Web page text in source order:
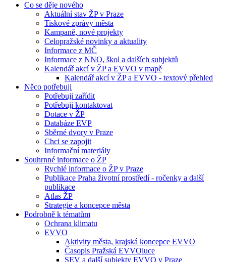
Co se děje nového
Aktuální stav ŽP v Praze
Tiskové zprávy města
Kampaně, nové projekty
Celopražské novinky a aktuality
Informace z MČ
Informace z NNO, škol a dalších subjektů
Kalendář akcí v ŽP a EVVO v mapě
Kalendář akcí v ŽP a EVVO - textový přehled
Něco potřebuji
Potřebuji zařídit
Potřebuji kontaktovat
Dotace v ŽP
Databáze EVP
Sběrné dvory v Praze
Chci se zapojit
Informační materiály
Souhrnné informace o ŽP
Rychlé informace o ŽP v Praze
Publikace Praha životní prostředí - ročenky a další
publikace
Atlas ŽP
Strategie a koncepce města
Podrobně k tématům
Ochrana klimatu
EVVO
Aktivity města, krajská koncepce EVVO
Časopis Pražská EVVOluce
SEV a další subjekty EVVO v Praze